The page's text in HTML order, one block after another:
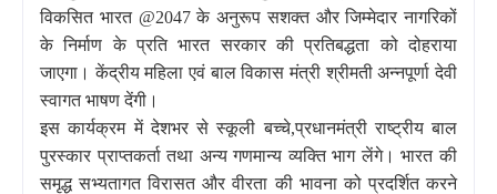
विकसित भारत @2047 के अनुरूप सशक्त और जिम्मेदार नागरिकों
के निर्माण के प्रति भारत सरकार की प्रतिबद्धता को दोहराया
जाएगा। केंद्रीय महिला एवं बाल विकास मंत्री श्रीमती अन्नपूर्णा देवी
स्वागत भाषण देंगी।
इस कार्यक्रम में देशभर से स्कूली बच्चे,प्रधानमंत्री राष्ट्रीय बाल
पुरस्कार प्राप्तकर्ता तथा अन्य गणमान्य व्यक्ति भाग लेंगे। भारत की
समृद्ध सभ्यतागत विरासत और वीरता की भावना को प्रदर्शित करने